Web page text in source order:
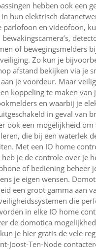
hebben ook een
hun elektrisch
parlofoon en videofoon,
of bewegingsmelders
Zo kun je
afstand bekijken via je
je voordeur. Maar
koppeling te maken van
en waarbij je
in geval van
ook een mogelijkheid
die bij een waterlek
Met een IO home
je de controle over je
of bediening beheer
je eigen wensen.
een groot gamma aan
die
in elke IO home
de domotica
je hier gratis de vele
Joost-Ten-Node